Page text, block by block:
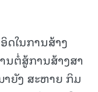
ໃນການສ້າງ
ນຕໍ່ສູ້ການສ້າງສາ
ຍັງ ສະຫາຍ ກິມ